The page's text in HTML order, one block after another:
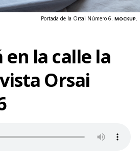
Portada de la Orsai Número 6. MOCKUP.
la calle la
Orsai